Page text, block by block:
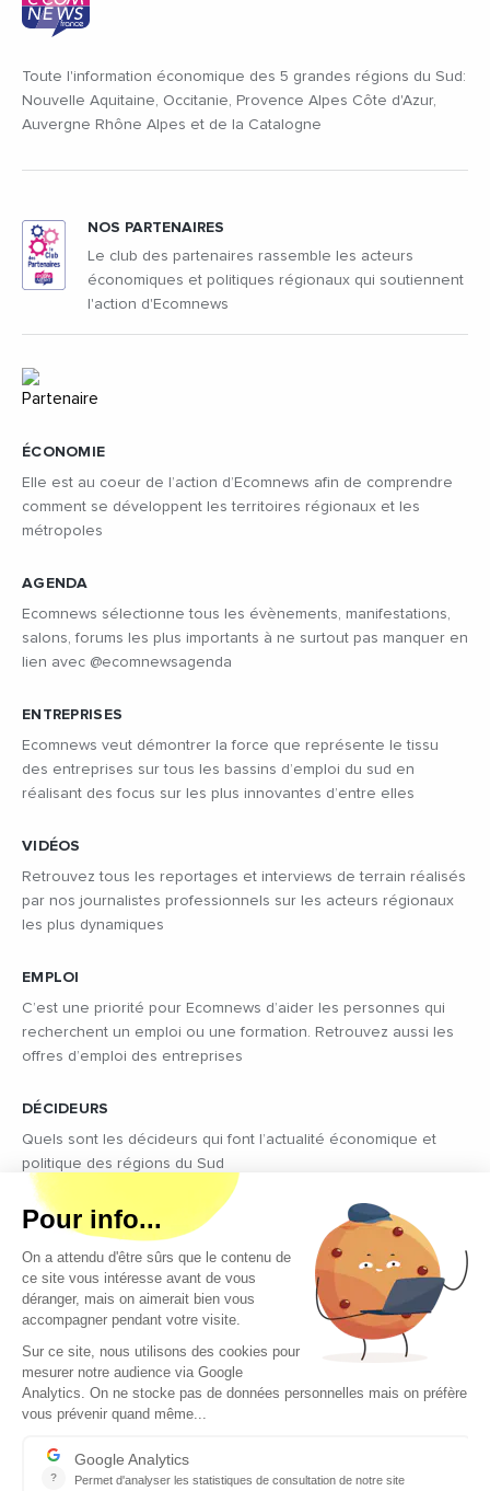
Toute l'information économique des 5 grandes régions du Sud:
Nouvelle Aquitaine, Occitanie, Provence Alpes Côte d'Azur,
Auvergne Rhône Alpes et de la Catalogne
ÉCONOMIE
Elle est au coeur de l’action d’Ecomnews afin de comprendre
comment se développent les territoires régionaux et les
métropoles
AGENDA
Ecomnews sélectionne tous les évènements, manifestations,
salons, forums les plus importants à ne surtout pas manquer en
lien avec @ecomnewsagenda
ENTREPRISES
Ecomnews veut démontrer la force que représente le tissu
des entreprises sur tous les bassins d’emploi du sud en
réalisant des focus sur les plus innovantes d’entre elles
VIDÉOS
Retrouvez tous les reportages et interviews de terrain réalisés
par nos journalistes professionnels sur les acteurs régionaux
les plus dynamiques
EMPLOI
C’est une priorité pour Ecomnews d’aider les personnes qui
recherchent un emploi ou une formation. Retrouvez aussi les
offres d’emploi des entreprises
DÉCIDEURS
Quels sont les décideurs qui font l’actualité économique et
politique des régions du Sud
NOS PARTENAIRES
Le club des partenaires rassemble les acteurs
économiques et politiques régionaux qui soutiennent
l'action d'Ecomnews
Copyright © 2026 - Tous droits réservés
Qui sommes-nous ?
Contact
Conditions générales d’utilisation